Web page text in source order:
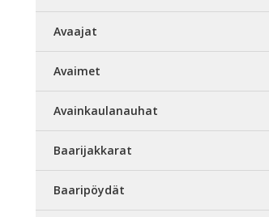
Avaajat
Avaimet
Avainkaulanauhat
Baarijakkarat
Baaripöydät